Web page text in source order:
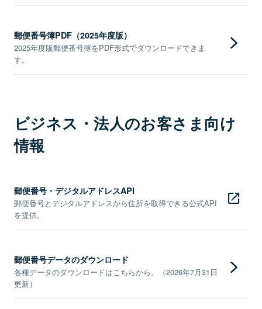
郵便番号簿PDF（2025年度版）
2025年度版郵便番号簿をPDF形式でダウンロードできま
す。
ビジネス・法人のお客さま向け
情報
郵便番号・デジタルアドレスAPI
郵便番号とデジタルアドレスから住所を取得できる公式API
を提供。
郵便番号データのダウンロード
各種データのダウンロードはこちらから。（2026年7月31日
更新）